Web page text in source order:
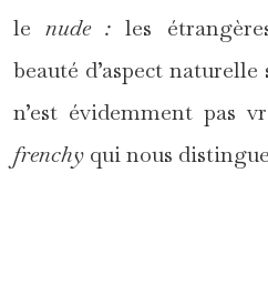
lenude :les
beauté d’aspect
n’est évidemment pas
frenchy qui nous